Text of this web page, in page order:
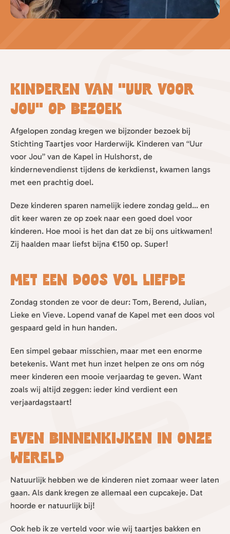
Kinderen van “Uur voor
Jou” op bezoek
Afgelopen zondag kregen we bijzonder bezoek bij
Stichting Taartjes voor Harderwijk. Kinderen van “Uur
voor Jou” van de Kapel in Hulshorst, de
kindernevendienst tijdens de kerkdienst, kwamen langs
met een prachtig doel.
Deze kinderen sparen namelijk iedere zondag geld… en
dit keer waren ze op zoek naar een goed doel voor
kinderen. Hoe mooi is het dan dat ze bij ons uitkwamen!
Zij haalden maar liefst bijna €150 op. Super!
Met een doos vol liefde
Zondag stonden ze voor de deur: Tom, Berend, Julian,
Lieke en Vieve. Lopend vanaf de Kapel met een doos vol
gespaard geld in hun handen.
Een simpel gebaar misschien, maar met een enorme
betekenis. Want met hun inzet helpen ze ons om nóg
meer kinderen een mooie verjaardag te geven. Want
zoals wij altijd zeggen: ieder kind verdient een
verjaardagstaart!
Even binnenkijken in onze
wereld
Natuurlijk hebben we de kinderen niet zomaar weer laten
gaan. Als dank kregen ze allemaal een cupcakeje. Dat
hoorde er natuurlijk bij!
Ook heb ik ze verteld voor wie wij taartjes bakken en